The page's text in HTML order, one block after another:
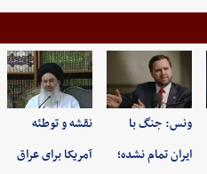
ونس: جنگ با
ایران تمام نشده؛
نقشه و توطئه
آمریکا برای عراق